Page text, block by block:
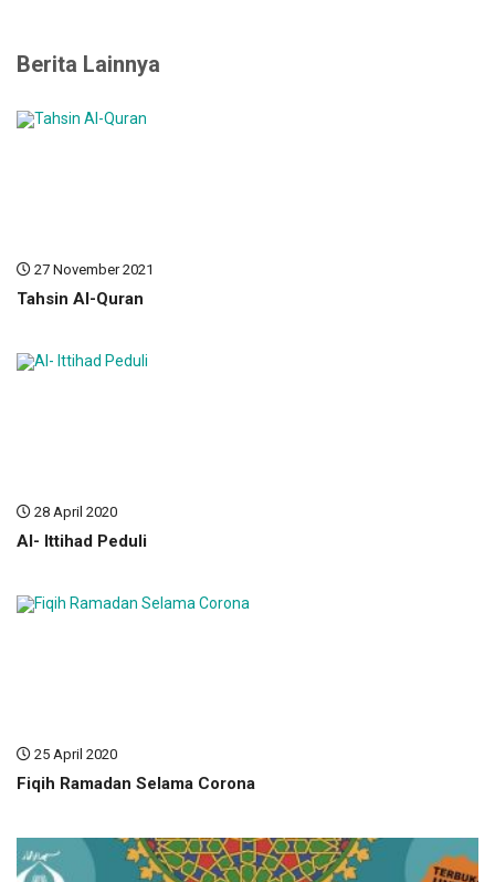
Berita Lainnya
27 November 2021
Tahsin Al-Quran
28 April 2020
Al- Ittihad Peduli
25 April 2020
Fiqih Ramadan Selama Corona